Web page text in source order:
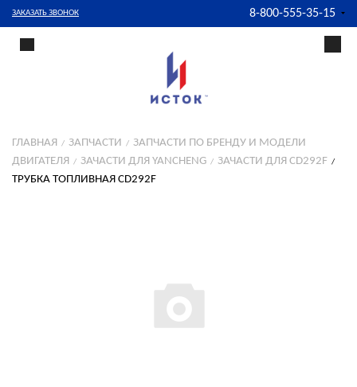
ЗАКАЗАТЬ ЗВОНОК 8-800-555-35-15
ГЛАВНАЯ ЗАПЧАСТИ
ЗАПЧАСТИ ПО БРЕНДУ И МОДЕЛИ
ДВИГАТЕЛЯ
ЗАЧАСТИ ДЛЯ YANCHENG
ЗАЧАСТИ ДЛЯ CD292F
ТРУБКА ТОПЛИВНАЯ CD292F